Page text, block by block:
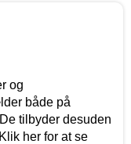
og
både på
tilbyder desuden
her for at se